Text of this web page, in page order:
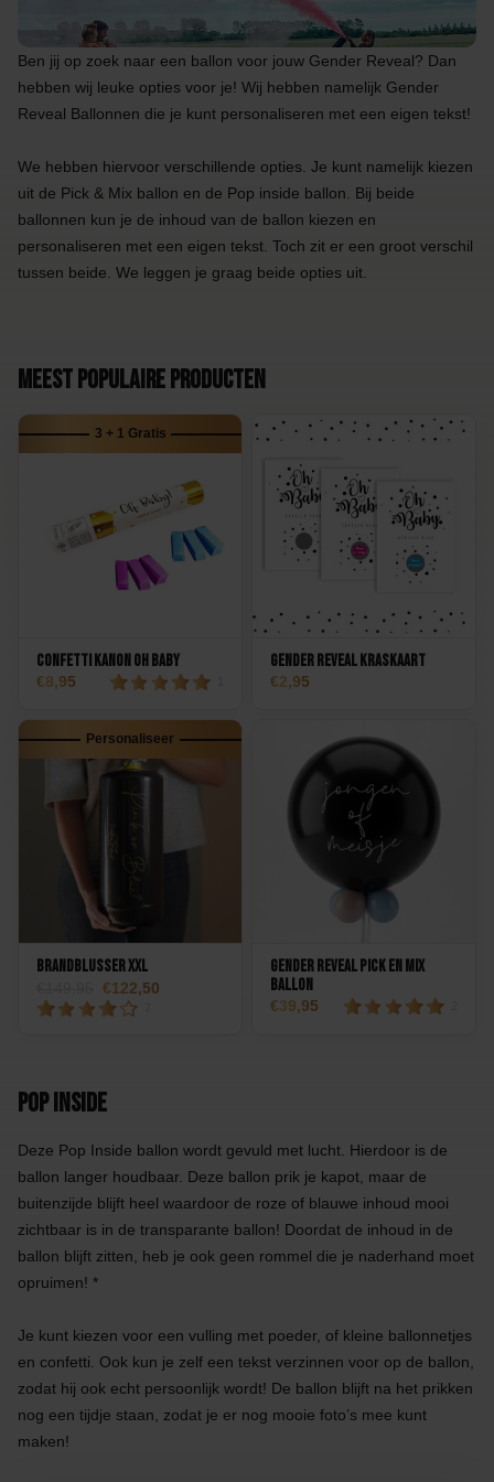
Ben jij op zoek naar een ballon voor jouw Gender Reveal? Dan
hebben wij leuke opties voor je! Wij hebben namelijk Gender
Reveal Ballonnen die je kunt personaliseren met een eigen tekst!
We hebben hiervoor verschillende opties. Je kunt namelijk kiezen
uit de Pick & Mix ballon en de Pop inside ballon. Bij beide
ballonnen kun je de inhoud van de ballon kiezen en
personaliseren met een eigen tekst. Toch zit er een groot verschil
tussen beide. We leggen je graag beide opties uit.
Meest populaire producten
3 + 1 Gratis
Confetti Kanon Oh Baby
8,95
Gender Reveal Kraskaart
2,95
Personaliseer
Brandblusser XXL
122,50
Gender Reveal Pick en Mix
Ballon
39,95
Pop inside
Deze Pop Inside ballon wordt gevuld met lucht. Hierdoor is de
ballon langer houdbaar. Deze ballon prik je kapot, maar de
buitenzijde blijft heel waardoor de roze of blauwe inhoud mooi
zichtbaar is in de transparante ballon! Doordat de inhoud in de
ballon blijft zitten, heb je ook geen rommel die je naderhand moet
opruimen! *
Je kunt kiezen voor een vulling met poeder, of kleine ballonnetjes
en confetti. Ook kun je zelf een tekst verzinnen voor op de ballon,
zodat hij ook echt persoonlijk wordt! De ballon blijft na het prikken
nog een tijdje staan, zodat je er nog mooie foto’s mee kunt
maken!